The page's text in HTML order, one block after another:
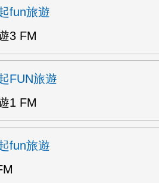
fun旅遊
3 FM
FUN旅遊
1 FM
fun旅遊